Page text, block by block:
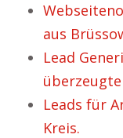
aus
Lead
Leads für
Kreis.